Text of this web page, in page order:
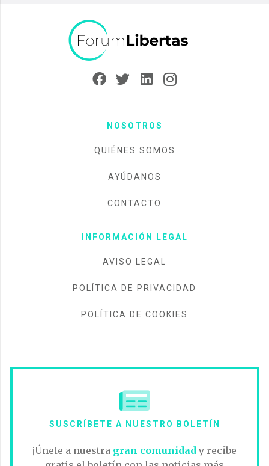
NOSOTROS
QUIÉNES SOMOS
AYÚDANOS
CONTACTO
INFORMACIÓN LEGAL
AVISO LEGAL
POLÍTICA DE PRIVACIDAD
POLÍTICA DE COOKIES
SUSCRÍBETE A NUESTRO BOLETÍN
¡Únete a nuestra gran comunidad y recibe